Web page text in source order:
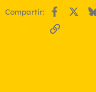
Compartir: Facebook
Enlace